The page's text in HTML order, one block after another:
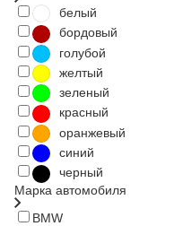
белый
бордовый
голубой
желтый
зеленый
красный
оранжевый
синий
черный
Марка автомобиля
BMW